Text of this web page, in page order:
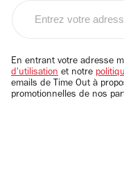
email
En entrant votre adresse
d'utilisation et notre
emails de Time Out à
promotionnelles de nos